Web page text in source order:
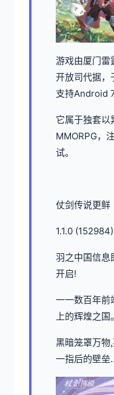
游戏由厦门雷
开放司代据，
支持Android
它属于独套以
MMORPG，
试。
仗剑传说更鲜
1.1.0
羽之中国信息
开启!
一一数百年前
上的辉煌之国。
黑暗笼罩万物
一指后的壁垒..